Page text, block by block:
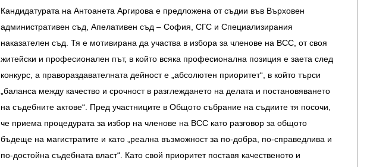
Кандидатурата на Антоанета Аргирова е предложена от съдии във Върховен
административен съд, Апелативен съд – София, СГС и Специализирания
наказателен съд. Тя е мотивирана да участва в избора за членове на ВСС, от своя
житейски и професионален път, в който всяка професионална позиция е заета след
конкурс, а правораздавателната дейност е „абсолютен приоритет“, в който търси
„баланса между качество и срочност в разглеждането на делата и постановяването
на съдебните актове“. Пред участниците в Общото събрание на съдиите тя посочи,
че приема процедурата за избор на членове на ВСС като разговор за общото
бъдеще на магистратите и като „реална възможност за по-добра, по-справедлива и
по-достойна съдебната власт“. Като свой приоритет поставя качественото и